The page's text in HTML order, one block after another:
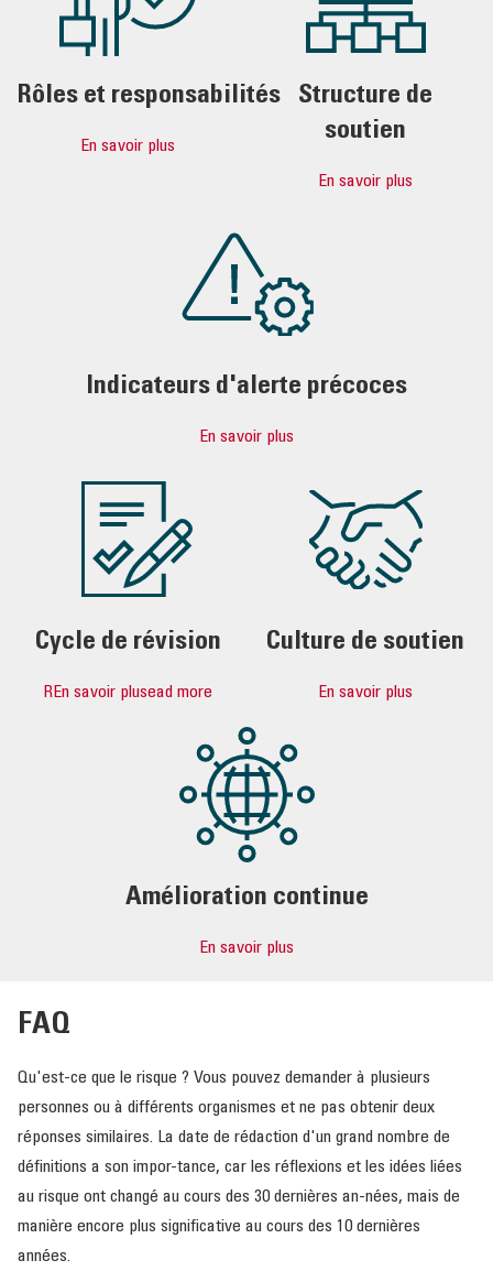
Rôles et responsabilités
En savoir plus
Structure de
soutien
En savoir plus
Indicateurs d'alerte précoces
En savoir plus
Cycle de révision
REn savoir plusead more
Culture de soutien
En savoir plus
Amélioration continue
En savoir plus
FAQ
Qu'est-ce que le risque ? Vous pouvez demander à plusieurs
personnes ou à différents organismes et ne pas obtenir deux
réponses similaires. La date de rédaction d'un grand nombre de
définitions a son impor-tance, car les réflexions et les idées liées
au risque ont changé au cours des 30 dernières an-nées, mais de
manière encore plus significative au cours des 10 dernières
années.